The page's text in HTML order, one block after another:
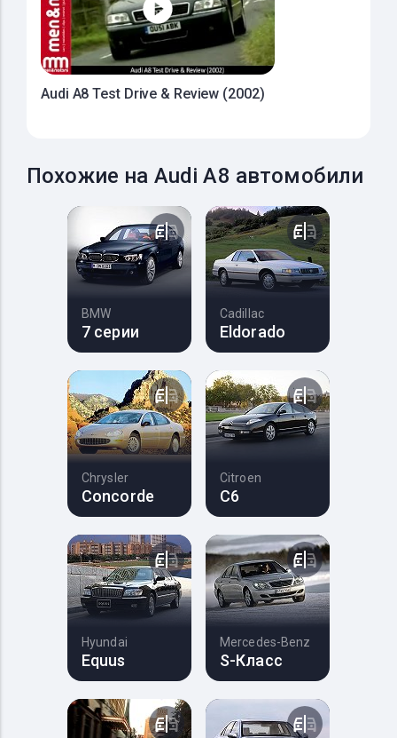
Audi A8 Test Drive & Review (2002)
Похожие на Audi A8 автомобили
BMW
7 серии
Cadillac
Eldorado
Chrysler
Concorde
Citroen
C6
Hyundai
Equus
Mercedes-Benz
S-Класс